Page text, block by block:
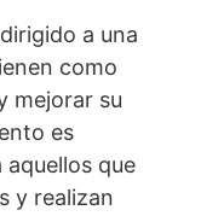
a una
como
mejorar su
es
que
y realizan